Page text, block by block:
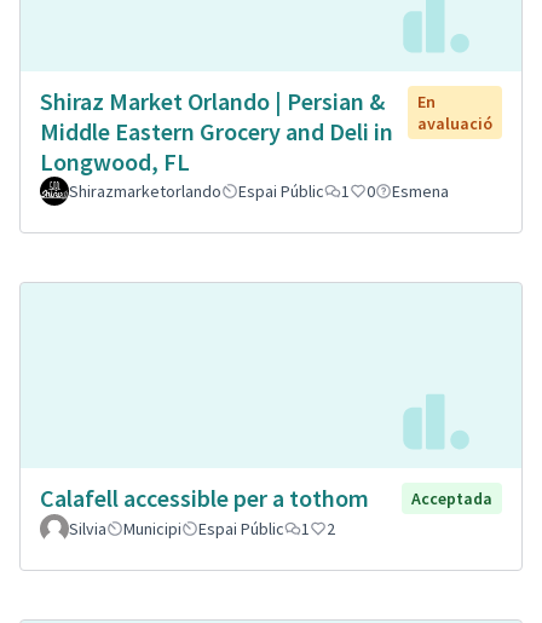
Shiraz Market Orlando | Persian &
Middle Eastern Grocery and Deli in
Longwood, FL
En
avaluació
Shirazmarketorlando Espai Públic 1 0 Esmena
Calafell accessible per a tothom
Acceptada
Silvia
Municipi Espai Públic 1 2